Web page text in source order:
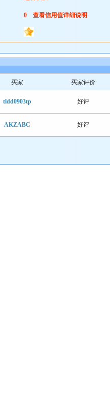
0 查看信用值详细说明
买家 买家评价
tldd0903tp 好评
AKZABC 好评